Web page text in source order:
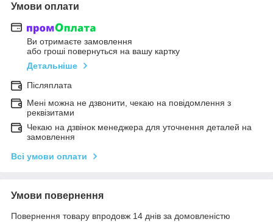
Умови оплати
Ви отримаєте замовлення
або гроші повернуться на вашу картку
Детальніше
Післяплата
Мені можна не дзвонити, чекаю на повідомлення з
реквізитами
Чекаю на дзвінок менеджера для уточнення деталей на
замовлення
Всі умови оплати
Умови повернення
Повернення товару впродовж 14 днів за домовленістю